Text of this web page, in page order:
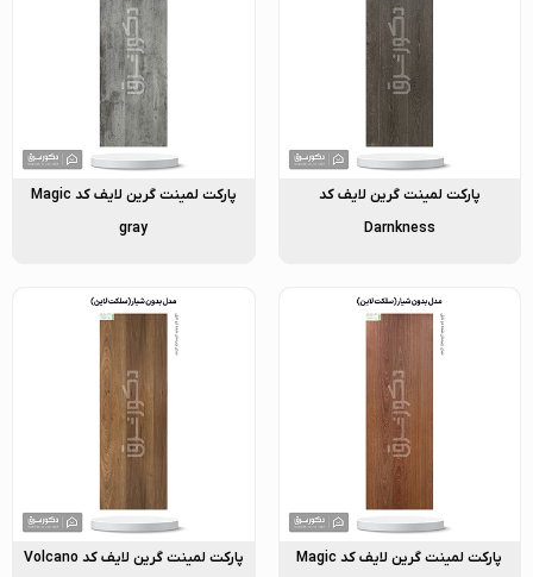
پارکت لمینت گرین لایف کد
Darnkness
پارکت لمینت گرین لایف کد Magic
gray
پارکت لمینت گرین لایف کد Magic
پارکت لمینت گرین لایف کد Volcano